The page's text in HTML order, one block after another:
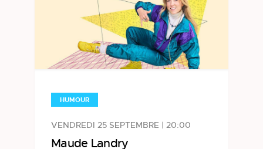
HUMOUR
VENDREDI 25 SEPTEMBRE | 20:00
Maude Landry